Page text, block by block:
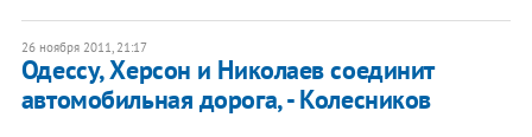
26 ноября 2011, 21:17
Одессу, Херсон и Николаев соединит
автомобильная дорога, - Колесников